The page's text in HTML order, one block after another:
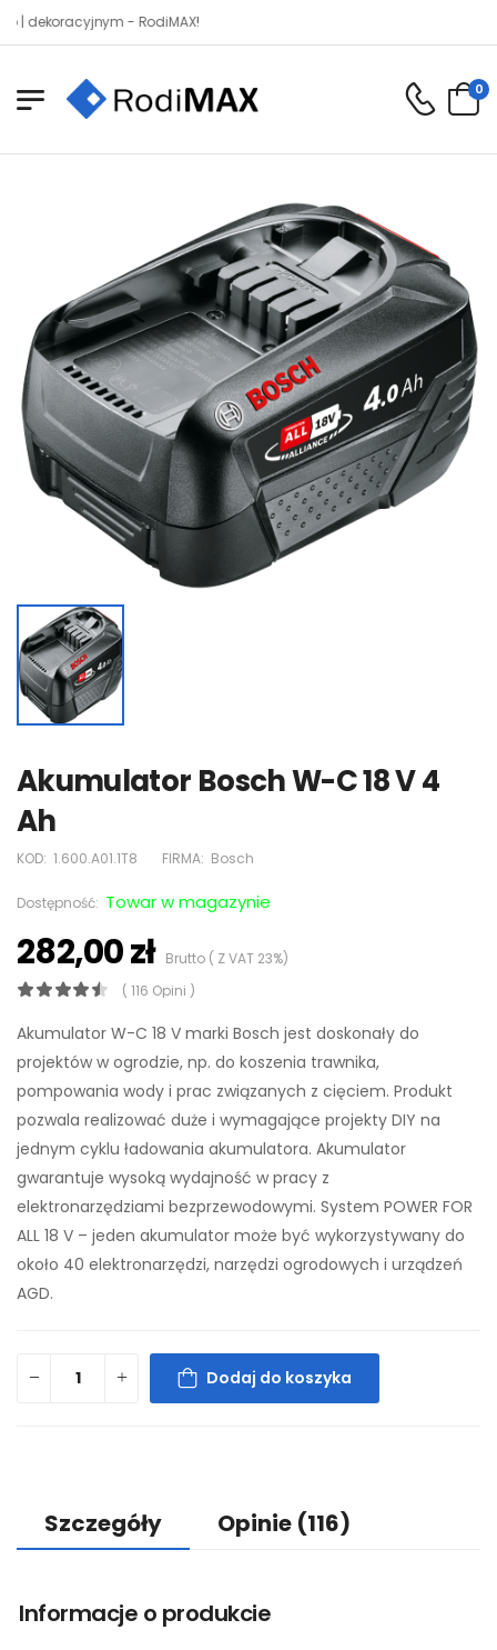
- RodiMAX!
0
Akumulator Bosch W-C 18 V 4
Ah
KOD: 1.600.A01.1T8 FIRMA: Bosch
Dostępność: Towar w magazynie
282,00 złBrutto ( Z VAT 23%)
( 116 Opini )
Akumulator W-C 18 V marki Bosch jest doskonały do
projektów w ogrodzie, np. do koszenia trawnika,
pompowania wody i prac związanych z cięciem. Produkt
pozwala realizować duże i wymagające projekty DIY na
jednym cyklu ładowania akumulatora. Akumulator
gwarantuje wysoką wydajność w pracy z
elektronarzędziami bezprzewodowymi. System POWER FOR
ALL 18 V – jeden akumulator może być wykorzystywany do
około 40 elektronarzędzi, narzędzi ogrodowych i urządzeń
AGD.
Dodaj do koszyka
Szczegóły Opinie (116)
Informacje o produkcie